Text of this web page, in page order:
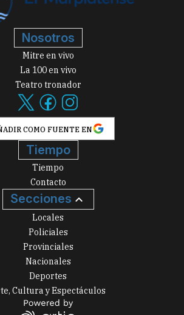
Nosotros
Mitre en vivo
La 100 en vivo
Teatro tronador
COMO FUENTE EN
Tiempo
Tiempo
Contacto
Secciones
Locales
Policiales
Provinciales
Nacionales
Deportes
Cultura y Espectáculos